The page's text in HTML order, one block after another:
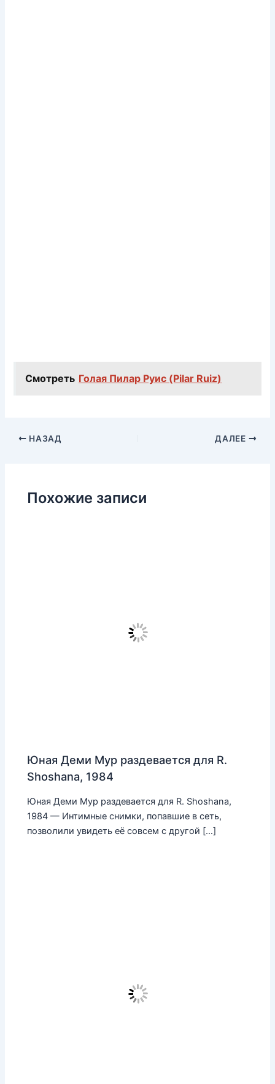
Смотреть Голая Пилар Руис (Pilar Ruiz)
НАЗАД ДАЛЕЕ
Похожие записи
Юная Деми Мур раздевается для R.
Shoshana, 1984
Юная Деми Мур раздевается для R. Shoshana,
1984 — Интимные снимки, попавшие в сеть,
позволили увидеть её совсем с другой […]